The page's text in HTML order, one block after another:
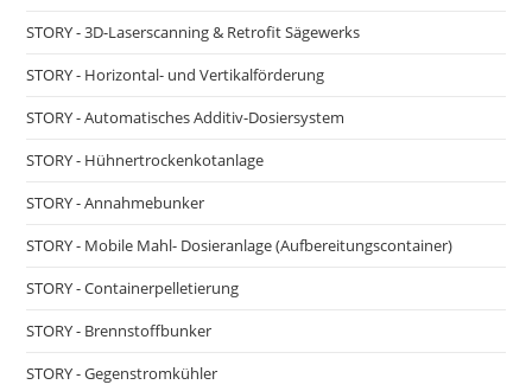
STORY - 3D-Laserscanning & Retrofit Sägewerks
STORY - Horizontal- und Vertikalförderung
STORY - Automatisches Additiv-Dosiersystem
STORY - Hühnertrockenkotanlage
STORY - Annahmebunker
STORY - Mobile Mahl- Dosieranlage (Aufbereitungscontainer)
STORY - Containerpelletierung
STORY - Brennstoffbunker
STORY - Gegenstromkühler